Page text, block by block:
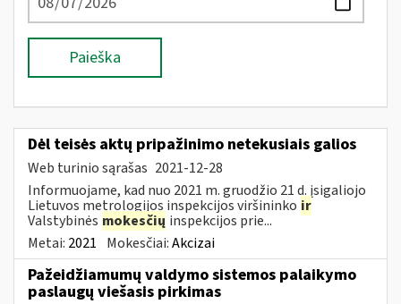
Paieška
Dėl teisės aktų pripažinimo netekusiais galios
Web turinio sąrašas 2021-12-28
Informuojame, kad nuo 2021 m. gruodžio 21 d. įsigaliojo
Lietuvos metrologijos inspekcijos viršininko ir
Valstybinės mokesčių inspekcijos prie...
Metai: 2021 Mokesčiai:Akcizai
Pažeidžiamumų valdymo sistemos palaikymo
paslaugų viešasis pirkimas